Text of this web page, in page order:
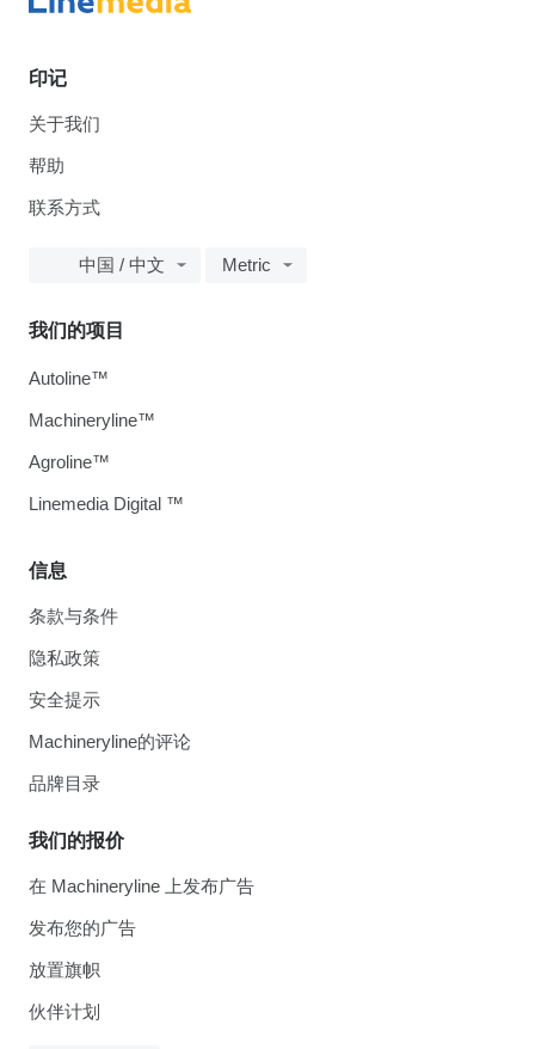
印记
关于我们
帮助
联系方式
中国 / 中文 Metric
信息
条款与条件
隐私政策
安全提示
Machineryline的评论
品牌目录
我们的报价
在 Machineryline 上发布广告
发布您的广告
放置旗帜
伙伴计划
我们的项目
Autoline™
Machineryline™
Agroline™
Linemedia Digital ™